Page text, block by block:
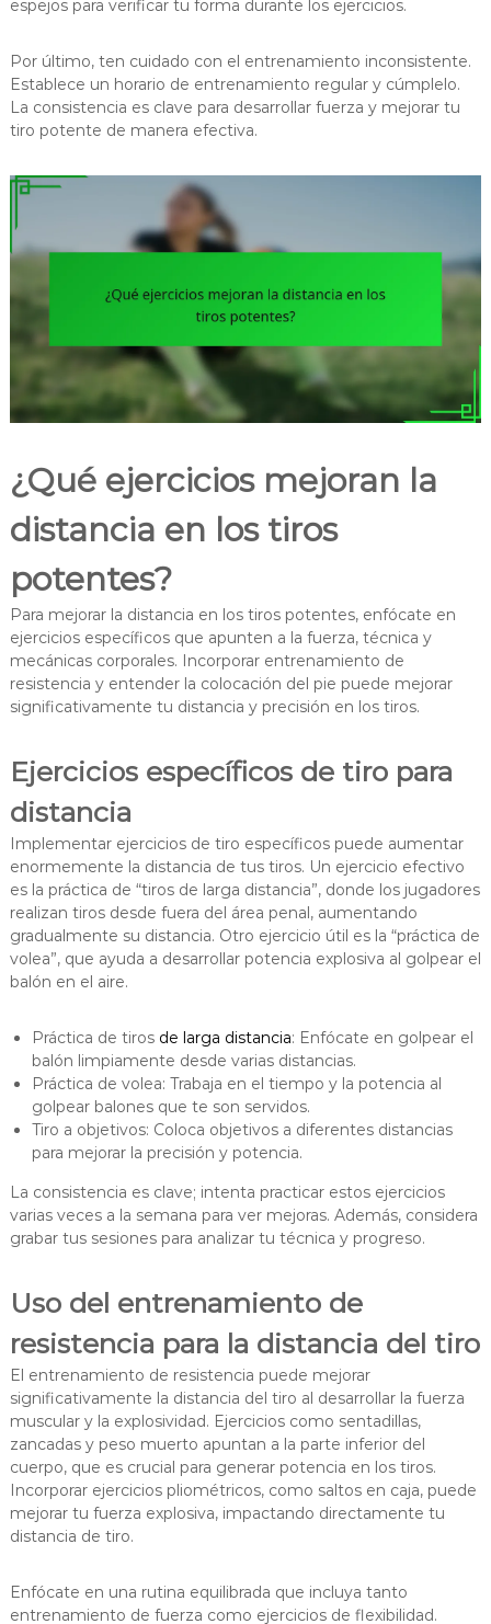
espejos para verificar tu forma durante los ejercicios.
Por último, ten cuidado con el entrenamiento inconsistente.
Establece un horario de entrenamiento regular y cúmplelo.
La consistencia es clave para desarrollar fuerza y mejorar tu
tiro potente de manera efectiva.
¿Qué ejercicios mejoran la
distancia en los tiros
potentes?
Para mejorar la distancia en los tiros potentes, enfócate en
ejercicios específicos que apunten a la fuerza, técnica y
mecánicas corporales. Incorporar entrenamiento de
resistencia y entender la colocación del pie puede mejorar
significativamente tu distancia y precisión en los tiros.
Ejercicios específicos de tiro para
distancia
Implementar ejercicios de tiro específicos puede aumentar
enormemente la distancia de tus tiros. Un ejercicio efectivo
es la práctica de “tiros de larga distancia”, donde los jugadores
realizan tiros desde fuera del área penal, aumentando
gradualmente su distancia. Otro ejercicio útil es la “práctica de
volea”, que ayuda a desarrollar potencia explosiva al golpear el
balón en el aire.
Práctica de tiros de larga distancia: Enfócate en golpear el
balón limpiamente desde varias distancias.
Práctica de volea: Trabaja en el tiempo y la potencia al
golpear balones que te son servidos.
Tiro a objetivos: Coloca objetivos a diferentes distancias
para mejorar la precisión y potencia.
La consistencia es clave; intenta practicar estos ejercicios
varias veces a la semana para ver mejoras. Además, considera
grabar tus sesiones para analizar tu técnica y progreso.
Uso del entrenamiento de
resistencia para la distancia del tiro
El entrenamiento de resistencia puede mejorar
significativamente la distancia del tiro al desarrollar la fuerza
muscular y la explosividad. Ejercicios como sentadillas,
zancadas y peso muerto apuntan a la parte inferior del
cuerpo, que es crucial para generar potencia en los tiros.
Incorporar ejercicios pliométricos, como saltos en caja, puede
mejorar tu fuerza explosiva, impactando directamente tu
distancia de tiro.
Enfócate en una rutina equilibrada que incluya tanto
entrenamiento de fuerza como ejercicios de flexibilidad.